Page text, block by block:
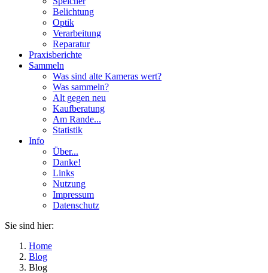
Belichtung
Optik
Verarbeitung
Reparatur
Praxisberichte
Sammeln
Was sind alte Kameras wert?
Was sammeln?
Alt gegen neu
Kaufberatung
Am Rande...
Statistik
Info
Über...
Danke!
Links
Nutzung
Impressum
Datenschutz
Sie sind hier:
Home
Blog
Blog